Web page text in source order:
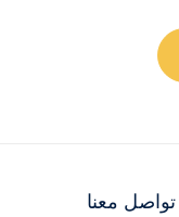
تواصل معنا